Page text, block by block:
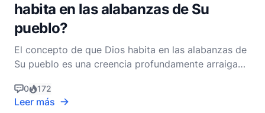
habita en las alabanzas de Su
pueblo?
El concepto de que Dios habita en las alabanzas de
Su pueblo es una creencia profundamente arraigada
citada para enfatizar la importancia y el poder de la
adoración. Esta idea se deriva principalmente del
0 172
Leer más